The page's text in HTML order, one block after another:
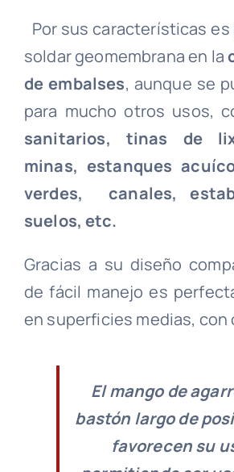
Por sus características
soldar geomembrana en la
de embalses, aunque se
para mucho otros usos,
sanitarios, tinas de
minas, estanques
verdes,
canales,
suelos, etc.
Gracias a su diseño
de fácil manejo es
en superficies medias, con
El mango de
bastón largo de
favorecen su